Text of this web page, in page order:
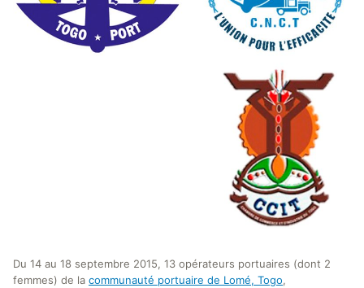
Du 14 au 18 septembre 2015, 13 opérateurs portuaires (dont 2
femmes) de la communauté portuaire de Lomé, Togo,